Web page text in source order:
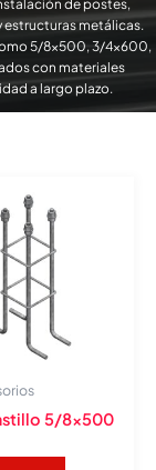
de postes,
metálicas.
5/8×500, 3/4×600,
con materiales
a largo plazo.
5/8×500